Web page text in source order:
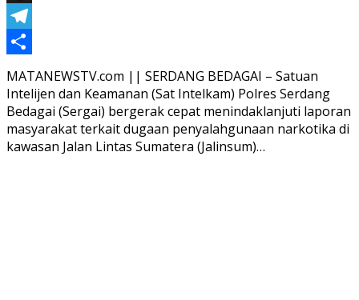
Threads
Telegram
Share
MATANEWSTV.com || SERDANG BEDAGAI – Satuan
Intelijen dan Keamanan (Sat Intelkam) Polres Serdang
Bedagai (Sergai) bergerak cepat menindaklanjuti laporan
masyarakat terkait dugaan penyalahgunaan narkotika di
kawasan Jalan Lintas Sumatera (Jalinsum)…